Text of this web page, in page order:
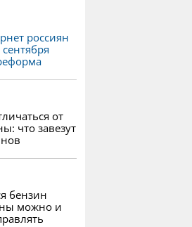
россиян
от
что завезут
бензин
можно и